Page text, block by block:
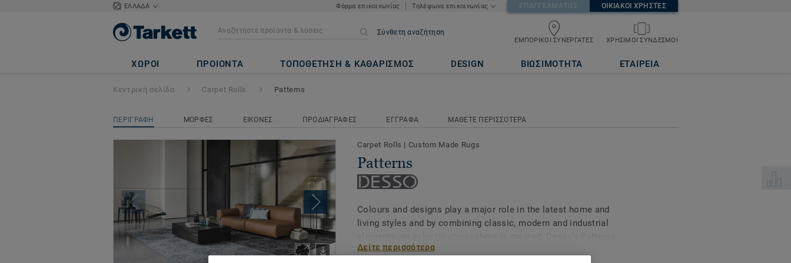
ΕΛΛΑΔΑ Φόρμα επικοινωνίας Τηλέφωνα επικοινωνίας ΕΠΑΓΓΕΛΜΑΤΙΕΣ ΟΙΚΙΑΚΟΙ ΧΡΗΣΤΕΣ
Σύνθετη αναζήτηση
ΕΜΠΟΡΙΚΟΙ ΣΥΝΕΡΓΑΤΕΣ ΧΡΗΣΙΜΟΙ ΣΥΝΔΕΣΜΟΙ
ΧΩΡΟΙ ΠΡΟΙΟΝΤΑ ΤΟΠΟΘΕΤΗΣΗ & ΚΑΘΑΡΙΣΜΟΣ DESIGN ΒΙΩΣΙΜΟΤΗΤΑ ΕΤΑΙΡΕΙΑ
Patterns
Κεντρική σελίδα Carpet Rolls Patterns
ΠΕΡΙΓΡΑΦΗ ΜΟΡΦΕΣ ΕΙΚΟΝΕΣ ΠΡΟΔΙΑΓΡΑΦΕΣ ΕΓΓΡΑΦΑ ΜΑΘΕΤΕ ΠΕΡΙΣΣΟΤΕΡΑ
Carpet Rolls | Custom Made Rugs
Patterns
Colours and designs play a major role in the latest home and
living styles and by combining classic, modern and industrial
collection can be applied to any style of interior and will turn
Δείτε περισσότερα